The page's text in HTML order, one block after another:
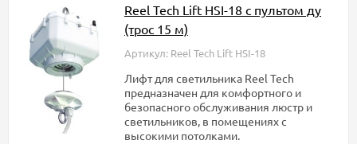
Reel Tech Lift HSI-18 с пультом ду
(трос 15 м)
Артикул: Reel Tech Lift HSI-18
Лифт для светильника​ Reel Tech
предназначен для комфортного и
безопасного обслуживания люстр и
светильников, в помещениях с
высокими потолками.